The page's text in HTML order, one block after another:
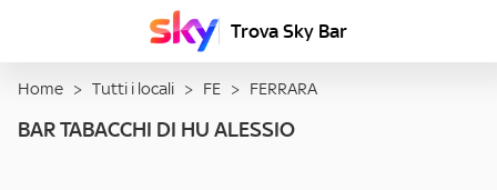
Trova Sky Bar
Home > Tutti i locali > FE > FERRARA
BAR TABACCHI DI HU ALESSIO